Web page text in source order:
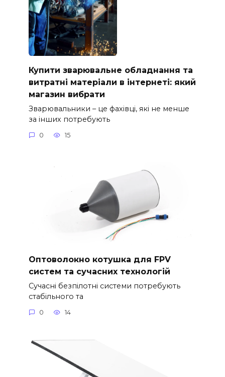
Купити зварювальне обладнання та
витратні матеріали в інтернеті: який
магазин вибрати
Зварювальники – це фахівці, які не менше
за інших потребують
0 15
Оптоволокно котушка для FPV
систем та сучасних технологій
Сучасні безпілотні системи потребують
стабільного та
0 14